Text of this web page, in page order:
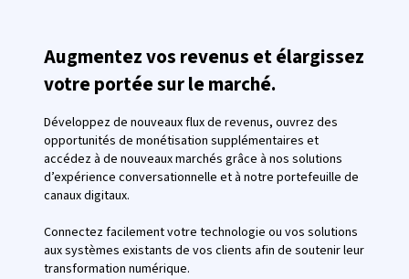
Augmentez vos revenus et élargissez
votre portée sur le marché.
Développez de nouveaux flux de revenus, ouvrez des
opportunités de monétisation supplémentaires et
accédez à de nouveaux marchés grâce à nos solutions
d’expérience conversationnelle et à notre portefeuille de
canaux digitaux.
Connectez facilement votre technologie ou vos solutions
aux systèmes existants de vos clients afin de soutenir leur
transformation numérique.